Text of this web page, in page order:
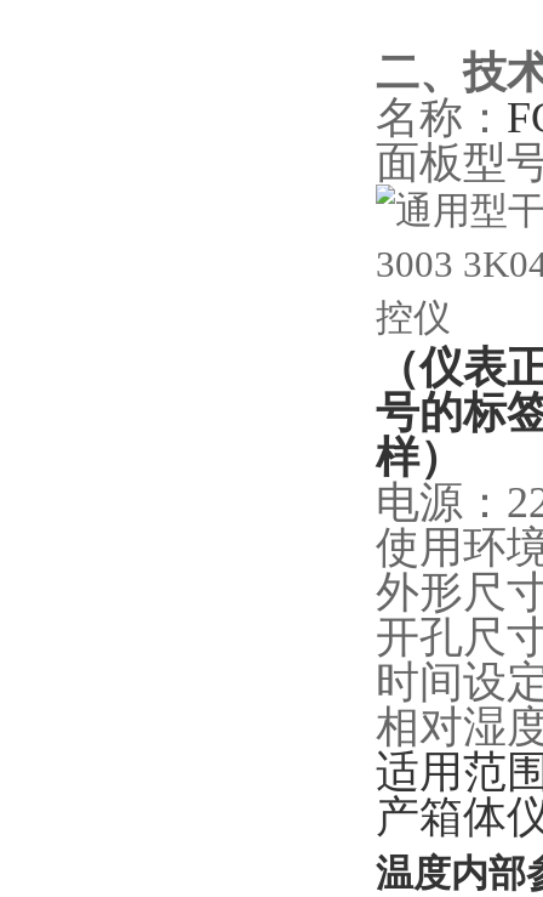
二、技
名称：
面板型
（仪表
号的标
样）
电源：
使用环
外形尺
开孔尺
时间设
相对湿
适用范
产箱体
温度内部